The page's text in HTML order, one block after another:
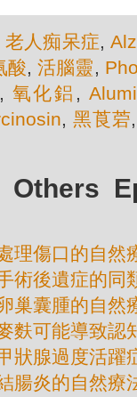
老人痴呆症,
酸,活腦靈,
, 氧化鋁 ,
,黑莨菪
理傷口的自然
術後遺症的同
巢囊腫的自然
麩可能導致認
狀腺過度活躍
腸炎的自然療